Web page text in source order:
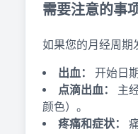
需要注意的事
如果您的月经周期
出血：
开始日
点滴出血：
主
颜色）。
疼痛和症状：